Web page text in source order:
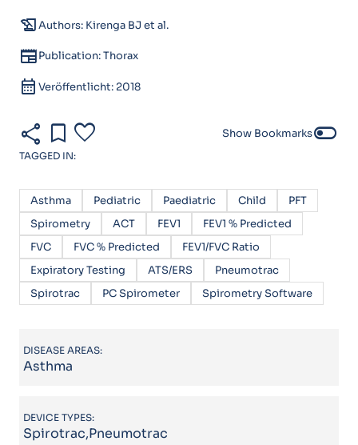
history_eduAuthors: Kirenga BJ et al.
newspaperPublication: Thorax
calendar_month Veröffentlicht: 2018
share bookmark favorite Show Bookmarkstoggle_off
TAGGED IN:
Asthma Pediatric Paediatric Child
PFT
Spirometry
ACT FEV1
FEV1 % Predicted
FVC
FVC % Predicted
FEV1/FVC Ratio
Expiratory Testing
ATS/ERS
Pneumotrac
Spirotrac
PC Spirometer Spirometry Software
DISEASE AREAS:
Asthma
DEVICE TYPES:
Spirotrac,Pneumotrac